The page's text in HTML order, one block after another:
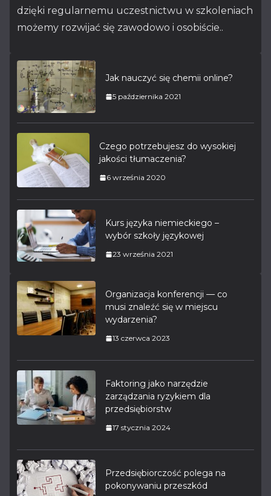
dzięki regularnemu uczestnictwu w szkoleniach
możemy rozwijać się zawodowo i osobiście..
Jak nauczyć się chemii online?
5 października 2021
Czego potrzebujesz do wysokiej
jakości tłumaczenia?
6 września 2020
Kurs języka niemieckiego –
wybór szkoły językowej
23 września 2021
Organizacja konferencji — co
musi znaleźć się w miejscu
wydarzenia?
13 czerwca 2023
Faktoring jako narzędzie
zarządzania ryzykiem dla
przedsiębiorstw
17 stycznia 2024
Przedsiębiorczość polega na
pokonywaniu przeszkód